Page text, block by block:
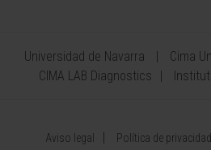
Universidad de Navarra
Cima
CIMA LAB Diagnostics
Aviso legal Política de privacidad